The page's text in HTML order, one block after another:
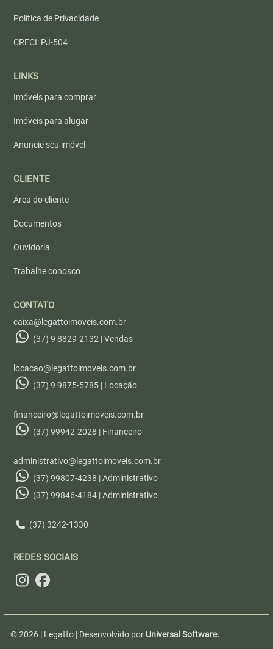
Política de Privacidade
CRECI: PJ-504
LINKS
Imóveis para comprar
Imóveis para alugar
Anuncie seu imóvel
CLIENTE
Área do cliente
Documentos
Ouvidoria
Trabalhe conosco
CONTATO
caixa@legattoimoveis.com.br
(37) 9 8829-2132 | Vendas
locacao@legattoimoveis.com.br
(37) 9 9875-5785 | Locação
financeiro@legattoimoveis.com.br
(37) 99942-2028 | Financeiro
administrativo@legattoimoveis.com.br
(37) 99807-4238 | Administrativo
(37) 99846-4184 | Administrativo
(37) 3242-1330
REDES SOCIAIS
© 2026 | Legatto | Desenvolvido por Universal Software.